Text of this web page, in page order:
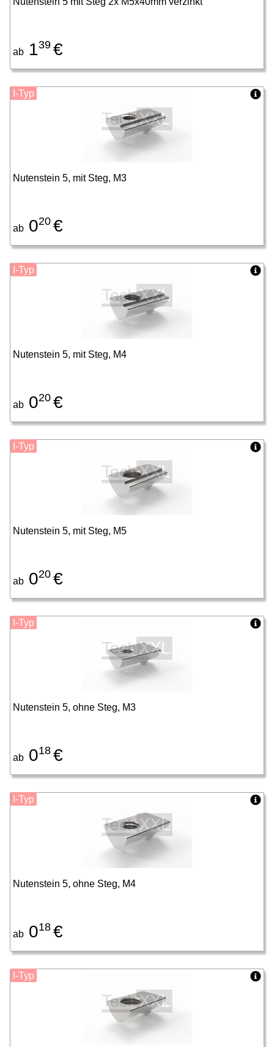
ab 139 €
Nutenstein 5, mit Steg, M3
ab 020 €
I-Typ
Nutenstein 5, mit Steg, M4
ab 020 €
I-Typ
Nutenstein 5, mit Steg, M5
ab 020 €
I-Typ
Nutenstein 5, ohne Steg, M3
ab 018 €
I-Typ
Nutenstein 5, ohne Steg, M4
ab 018 €
I-Typ
I-Typ